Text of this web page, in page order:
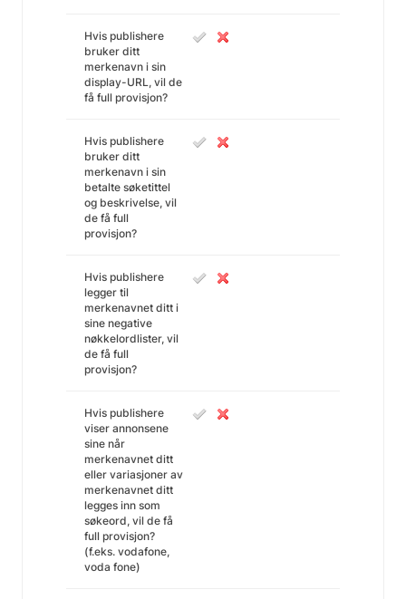
Hvis publishere
bruker ditt
merkenavn i sin
display-URL, vil de
få full provisjon?
Hvis publishere
bruker ditt
merkenavn i sin
betalte søketittel
og beskrivelse, vil
de få full
provisjon?
Hvis publishere
legger til
merkenavnet ditt i
sine negative
nøkkelordlister, vil
de få full
provisjon?
Hvis publishere
viser annonsene
sine når
merkenavnet ditt
eller variasjoner av
merkenavnet ditt
legges inn som
søkeord, vil de få
full provisjon?
(f.eks. vodafone,
voda fone)